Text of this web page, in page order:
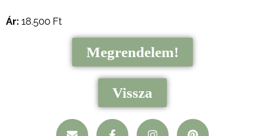
Ár: 18.500 Ft
Megrendelem!
Vissza
E
F
I
P